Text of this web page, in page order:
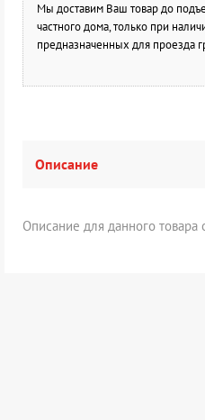
Мы доставим Ваш товар до
частного дома, только при
предназначенных для проезда
Описание
Описание для данного товара